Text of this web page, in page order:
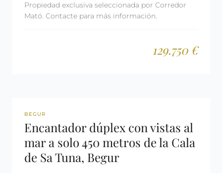
Propiedad exclusiva seleccionada por Corredor
Mató. Contacte para más información.
129.750 €
REF: 3140
BEGUR
Encantador dúplex con vistas al
mar a solo 450 metros de la Cala
de Sa Tuna, Begur